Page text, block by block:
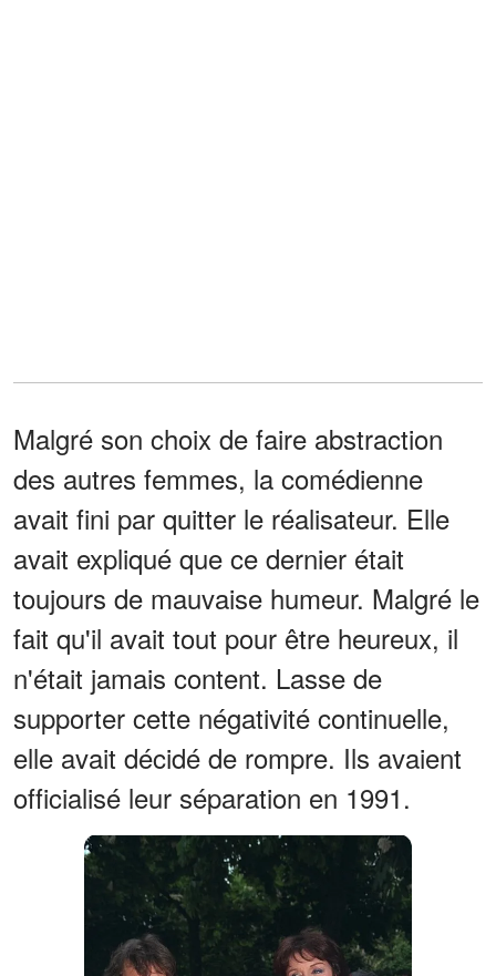
Malgré son choix de faire abstraction
des autres femmes, la comédienne
avait fini par quitter le réalisateur. Elle
avait expliqué que ce dernier était
toujours de mauvaise humeur. Malgré le
fait qu'il avait tout pour être heureux, il
n'était jamais content. Lasse de
supporter cette négativité continuelle,
elle avait décidé de rompre. Ils avaient
officialisé leur séparation en 1991.